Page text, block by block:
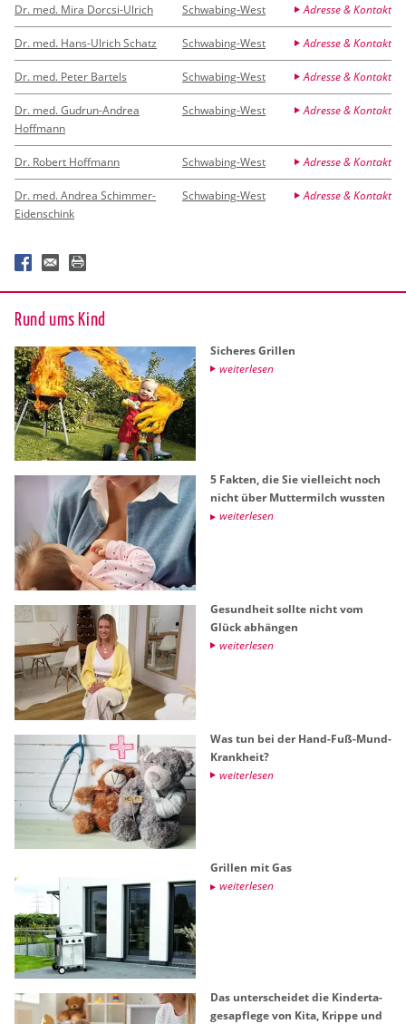
Dr. med. Mira Dorcsi-Ulrich Schwabing-West Adresse & Kontakt
Dr. med. Hans-Ulrich Schatz Schwabing-West Adresse & Kontakt
Dr. med. Peter Bartels Schwabing-West Adresse & Kontakt
Dr. med. Gudrun-Andrea
Hoffmann
Schwabing-West Adresse & Kontakt
Dr. Robert Hoffmann Schwabing-West Adresse & Kontakt
Dr. med. Andrea Schimmer-
Eidenschink
Schwabing-West Adresse & Kontakt
Rund ums Kind
Si­che­res Gril­len
wei­ter­le­sen
5 Fak­ten, die Sie viel­leicht noch
nicht über Mut­ter­milch wuss­ten
wei­ter­le­sen
Ge­sund­heit soll­te nicht vom
Glück ab­hän­gen
wei­ter­le­sen
Was tun bei der Hand-Fuß-Mund-
Krank­heit?
wei­ter­le­sen
Gril­len mit Gas
wei­ter­le­sen
Das un­ter­schei­det die Kin­der­ta­
ges­a­pfle­ge von Kita, Krip­pe und